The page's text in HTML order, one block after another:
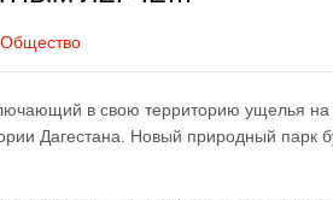
Общество
в свою территорию ущелья на
Дагестана. Новый природный парк